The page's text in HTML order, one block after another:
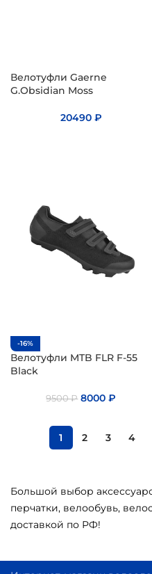
Велотуфли Gaerne
G.Obsidian Moss
20490 ₽
-16%
Велотуфли MTB FLR F-55
Black
9500₽ 8000₽
1 2 3 4
Большой выбор
перчатки, велообувь,
доставкой по РФ!